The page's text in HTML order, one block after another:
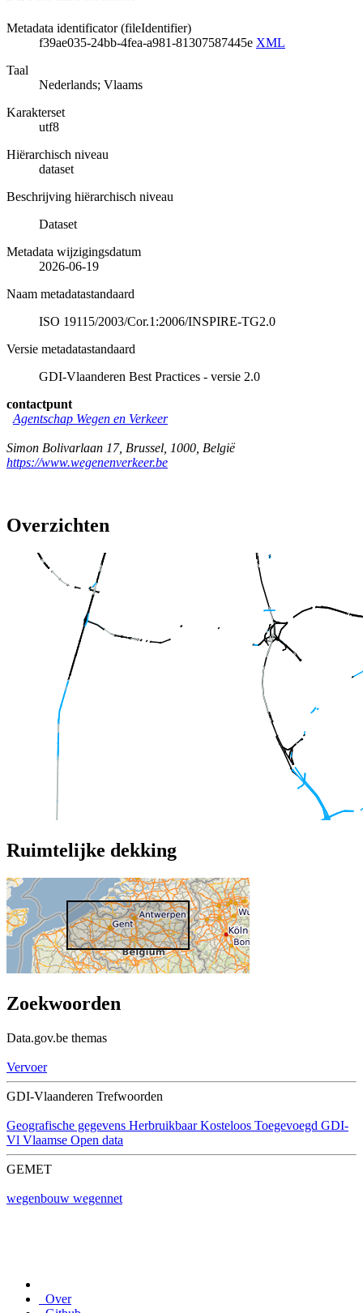
Metadata identificator (fileIdentifier)
f39ae035-24bb-4fea-a981-81307587445e XML
Taal
Nederlands; Vlaams
Karakterset
utf8
Hiërarchisch niveau
dataset
Beschrijving hiërarchisch niveau
Dataset
Metadata wijzigingsdatum
2026-06-19
Naam metadatastandaard
ISO 19115/2003/Cor.1:2006/INSPIRE-TG2.0
Versie metadatastandaard
GDI-Vlaanderen Best Practices - versie 2.0
contactpunt
Agentschap Wegen en Verkeer
Simon Bolivarlaan 17, Brussel 1000 België
https://www.wegenenverkeer.be
Overzichten
Ruimtelijke dekking
Zoekwoorden
Data.gov.be themas
Vervoer
GDI-Vlaanderen Trefwoorden
Geografische gegevens Herbruikbaar Kosteloos Toegevoegd GDI-
Vl Vlaamse Open data
GEMET
wegenbouw wegennet
Over